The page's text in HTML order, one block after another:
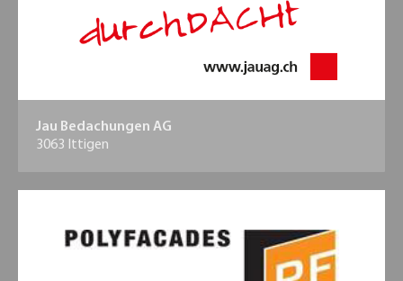
Jau Bedachungen AG
3063 Ittigen